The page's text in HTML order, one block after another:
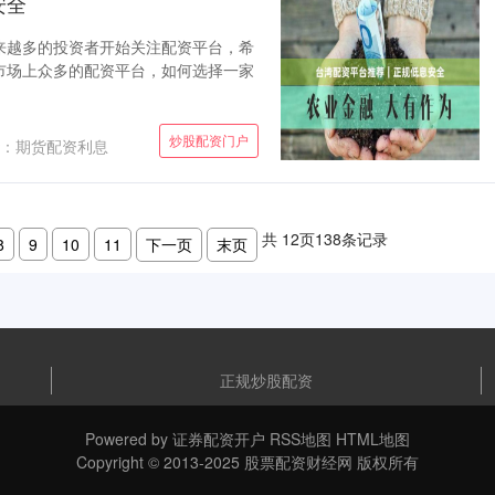
多的投资者开始关注配资平台，希
上众多的配资平台，如何选择一家
炒股配资门户
期货配资利息
9 10 11 下一页 末页 共 12页138条记录
正规炒股配资
Powered by 证券配资开户 RSS地图 HTML地图
Copyright © 2013-2025 股票配资财经网 版权所有